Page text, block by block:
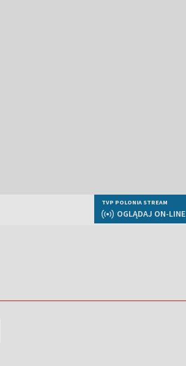
TVP POLONIA STREAM
OGLĄDAJ ON-LINE